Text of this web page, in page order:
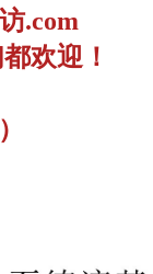
.com
欢迎！